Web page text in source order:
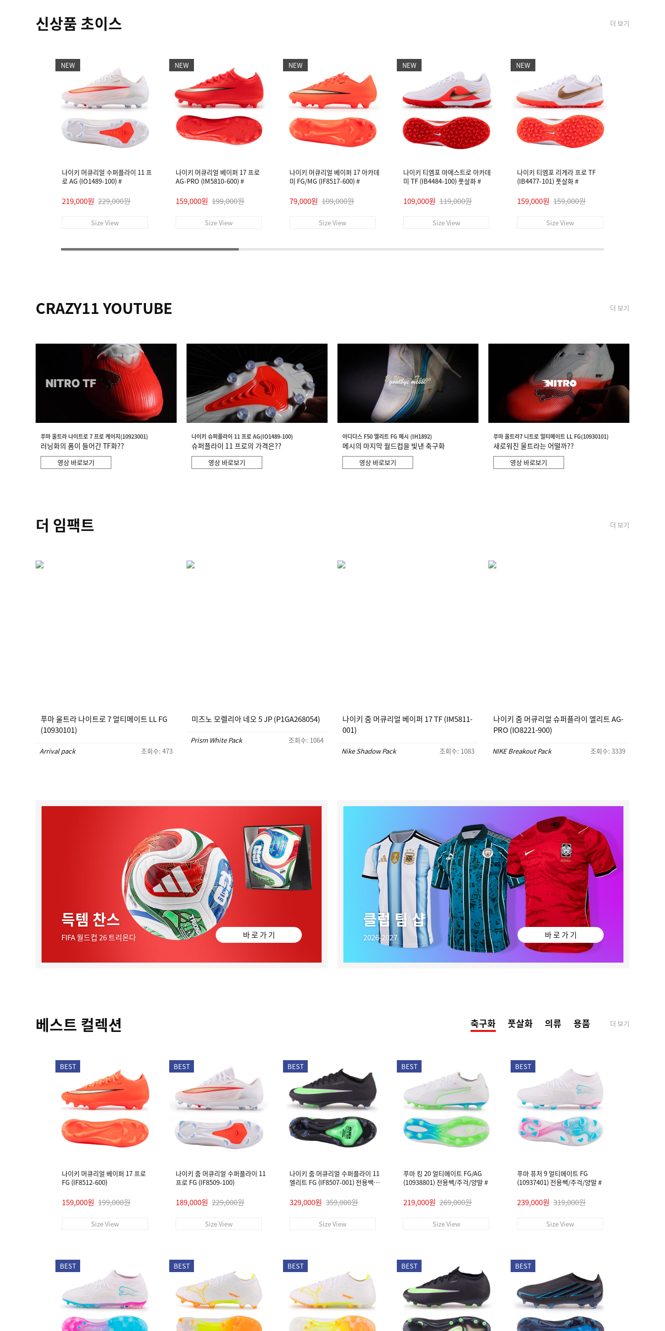
신상품 초이스 더 보기
NEW
나이키 머큐리얼 수퍼플라이 11 프
로 AG (IO1489-100) #
219,000원 229,000원
Size View
NEW
나이키 머큐리얼 베이퍼 17 프로
AG-PRO (IM5810-600) #
159,000원 199,000원
Size View
NEW
나이키 머큐리얼 베이퍼 17 아카데
미 FG/MG (IF8517-600) #
79,000원 109,000원
Size View
NEW
나이키 티엠포 마에스트로 아카데
미 TF (IB4484-100) 풋살화 #
109,000원 119,000원
Size View
NEW
나이키 티엠포 리게라 프로 TF
(IB4477-101) 풋살화 #
159,000원 159,000원
Size View
CRAZY11 YOUTUBE 더 보기
푸마 울트라 나이트로 7 프로 케이지(10923001)
러닝화의 폼이 들어간 TF화??
영상 바로보기
나이키 슈퍼플라이 11 프로 AG(IO1489-100)
슈퍼플라이 11 프로의 가격은??
영상 바로보기
아디다스 F50 엘리트 FG 메시 (IH1892)
메시의 마지막 월드컵을 빛낸 축구화
영상 바로보기
푸마 울트라7 니트로 얼티메이트 LL FG(10930101)
새로워진 울트라는 어떨까??
영상 바로보기
더 임팩트 더 보기
푸마 울트라 나이트로 7 얼티메이트 LL FG
(10930101)
Arrival pack 조회수: 473
미즈노 모렐리아 네오 5 JP (P1GA268054)
Prism White Pack 조회수: 1064
나이키 줌 머큐리얼 베이퍼 17 TF (IM5811-
001)
Nike Shadow Pack 조회수: 1083
나이키 줌 머큐리얼 슈퍼플라이 엘리트 AG-
PRO (IO8221-900)
NIKE Breakout Pack 조회수: 3339
득템 찬스
FIFA 월드컵 26 트리온다 바 로 가 기
클럽 팀 샵
2026-2027 바 로 가 기
베스트 컬렉션 축구화 풋살화 의류 용품 더 보기
BEST
나이키 머큐리얼 베이퍼 17 프로
FG (IF8512-600)
159,000원 199,000원
Size View
BEST
나이키 줌 머큐리얼 수퍼플라이 11
프로 FG (IF8509-100)
189,000원 229,000원
Size View
BEST
나이키 줌 머큐리얼 수퍼플라이 11
엘리트 FG (IF8507-001) 전용쌕/
329,000원 359,000원
Size View
BEST
푸마 킹 20 얼티메이트 FG/AG
(10938801) 전용쌕/주걱/양말 #
219,000원 269,000원
Size View
BEST
푸마 퓨처 9 얼티메이트 FG
(10937401) 전용쌕/주걱/양말 #
239,000원 319,000원
Size View
BEST BEST BEST BEST BEST